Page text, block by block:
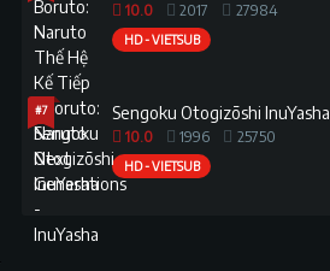
10.0 2017 27984
HD - VIETSUB
#7 Sengoku Otogizōshi InuYasha
10.0 1996 25750
HD - VIETSUB